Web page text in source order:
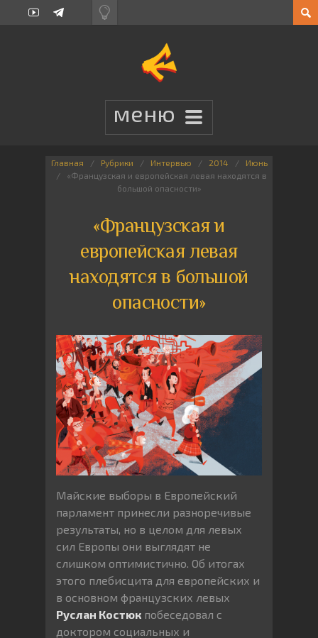
Главная Рубрики Интервью 2014
Июнь
«Французская и европейская левая находятся в
большой опасности»
«Французская и
европейская левая
находятся в большой
опасности»
Майские выборы в Европейский
парламент принесли разноречивые
результаты, но в целом для левых
сил Европы они выглядят не
слишком оптимистично. Об итогах
этого плебисцита для европейских и
в основном французских левых
Руслан Костюк побеседовал с
доктором социальных и